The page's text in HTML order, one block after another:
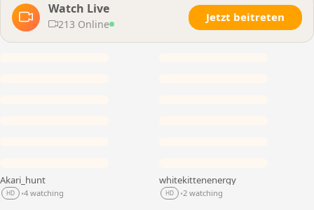
Watch Live
213 Online
Jetzt beitreten
Akari_hunt
HD •4 watching
whitekittenenergy
HD •2 watching